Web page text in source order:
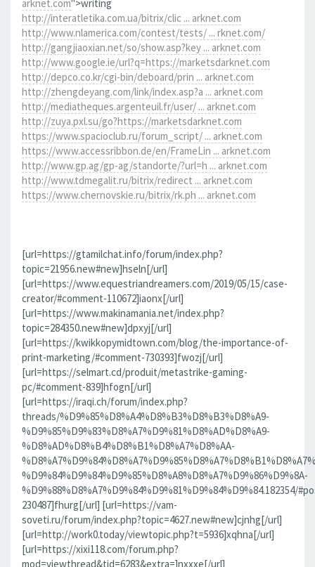
arknet.com">writing
http://interatletika.com.ua/bitrix/clic ... arknet.com
http://www.nlamerica.com/contest/tests/ ... rknet.com/
http://gangjiaoxian.net/so/show.asp?key ... arknet.com
http://www.google.ie/url?q=https://marketsdarknet.com
http://depco.co.kr/cgi-bin/deboard/prin ... arknet.com
http://zhengdeyang.com/link/index.asp?a ... arknet.com
http://mediatheques.argenteuil.fr/user/ ... arknet.com
http://zuya.pxl.su/go?https://marketsdarknet.com
https://www.spacioclub.ru/forum_script/ ... arknet.com
https://www.accessribbon.de/en/FrameLin ... arknet.com
http://www.gp.ag/gp-ag/standorte/?url=h ... arknet.com
http://www.tdmegalit.ru/bitrix/redirect ... arknet.com
https://www.chernovskie.ru/bitrix/rk.ph ... arknet.com
[url=https://gtamilchat.info/forum/index.php?
topic=21956.new#new]hseln[/url]
[url=https://www.equestriandreamers.com/2019/05/15/case-
creator/#comment-110672]iaonx[/url]
[url=https://www.makinamania.net/index.php?
topic=284350.new#new]dpxyj[/url]
[url=https://kwikkopymidtown.com/blog/the-importance-of-
print-marketing/#comment-730393]fwozj[/url]
[url=https://selmart.cd/produit/metastrike-gaming-
pc/#comment-839]hfogn[/url]
[url=https://iraqi.ch/forum/index.php?
threads/%D9%85%D8%A4%D8%B3%D8%B3%D8%A9-
%D9%85%D9%83%D8%A7%D9%81%D8%AD%D8%A9-
%D8%AD%D8%B4%D8%B1%D8%A7%D8%AA-
%D9%84%D9%84%D9%85%D8%A8%D8%A7%D9%86%D9%8A-
%D9%88%D8%A7%D9%84%D9%81%D9%84%D9%84.182354/
230487]fhurg[/url] [url=https://vam-
soveti.ru/forum/index.php?topic=4627.new#new]cjnhg[/url]
[url=http://work0.today/viewtopic.php?t=5936]xqhna[/url]
[url=https://xixi118.com/forum.php?
mod=viewthread&tid=6283&extra=]nxxxe[/url]